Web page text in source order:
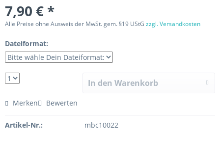
7,90 € *
Alle Preise ohne Ausweis der MwSt. gem. §19 UStG zzgl. Versandkosten
Dateiformat:
In den Warenkorb
Merken Bewerten
Artikel-Nr.: mbc10022